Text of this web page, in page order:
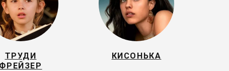
ТРУДИ
ФРЕЙЗЕР
КИСОНЬКА